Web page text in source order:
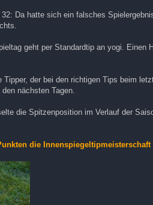
Da hatte sich ein falsches
geht per Standardtip an yogi.
Tipper, der bei den richtigen Tips beim
nächsten Tagen.
die Spitzenposition im Verlauf der
die Innenspiegeltipmeisterschaft